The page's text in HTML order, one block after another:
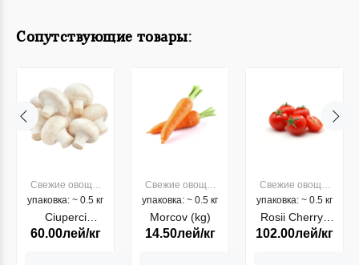
Сопутствующие товары:
Свежие овощи,
фрукты
упаковка: ~ 0.5 кг
Ciuperci
Champinion
60.00лей/кг
Свежие овощи,
фрукты
упаковка: ~ 0.5 кг
Morcov (kg)
14.50лей/кг
Свежие овощи,
фрукты
упаковка: ~ 0.5 кг
Rosii Cherry ,
kg
102.00лей/кг